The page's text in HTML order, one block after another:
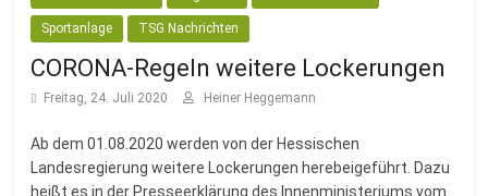
Sportanlage TSG Nachrichten
CORONA-Regeln weitere Lockerungen
Freitag, 24. Juli 2020 Heiner Heggemann
Ab dem 01.08.2020 werden von der Hessischen
Landesregierung weitere Lockerungen herebeigeführt. Dazu
heißt es in der Presseerklärung des Innenministeriums vom